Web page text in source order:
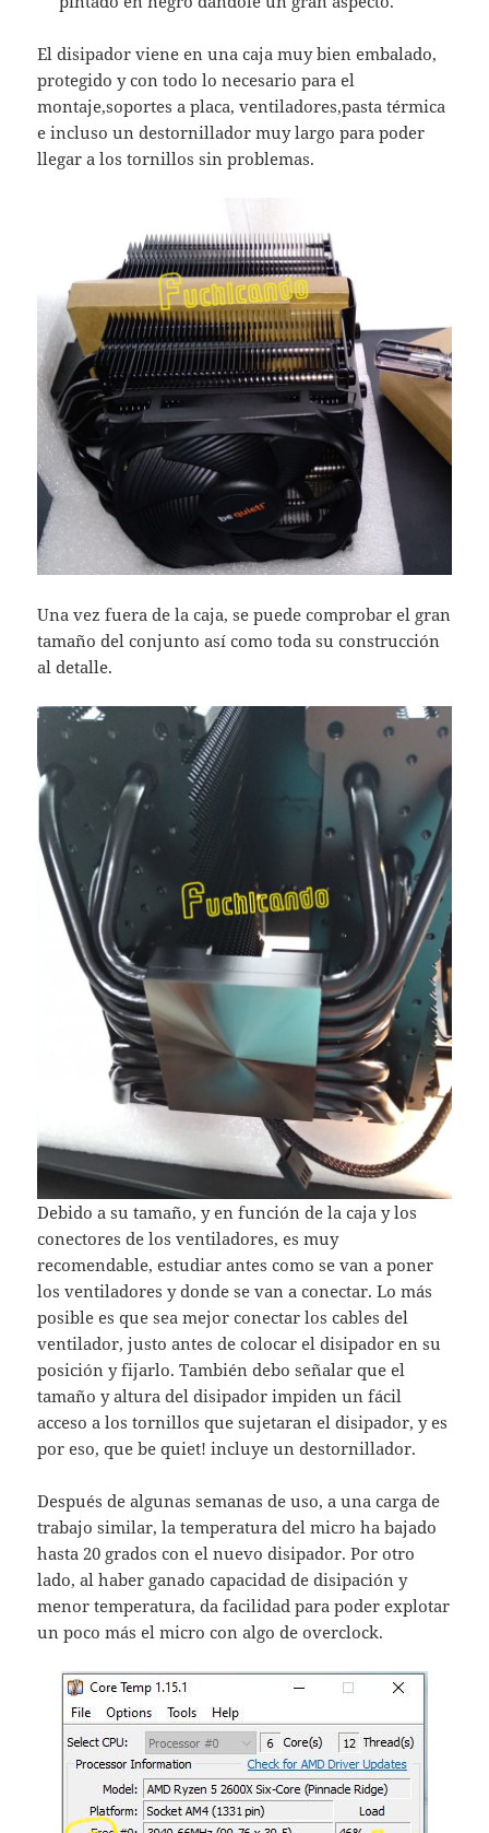
El disipador viene en una caja muy bien embalado,
protegido y con todo lo necesario para el
montaje,soportes a placa, ventiladores,pasta térmica
e incluso un destornillador muy largo para poder
llegar a los tornillos sin problemas.
Una vez fuera de la caja, se puede comprobar el gran
tamaño del conjunto así como toda su construcción
al detalle.
Debido a su tamaño, y en función de la caja y los
conectores de los ventiladores, es muy
recomendable, estudiar antes como se van a poner
los ventiladores y donde se van a conectar. Lo más
posible es que sea mejor conectar los cables del
ventilador, justo antes de colocar el disipador en su
posición y fijarlo. También debo señalar que el
tamaño y altura del disipador impiden un fácil
acceso a los tornillos que sujetaran el disipador, y es
por eso, que be quiet! incluye un destornillador.
Después de algunas semanas de uso, a una carga de
trabajo similar, la temperatura del micro ha bajado
hasta 20 grados con el nuevo disipador. Por otro
lado, al haber ganado capacidad de disipación y
menor temperatura, da facilidad para poder explotar
un poco más el micro con algo de overclock.